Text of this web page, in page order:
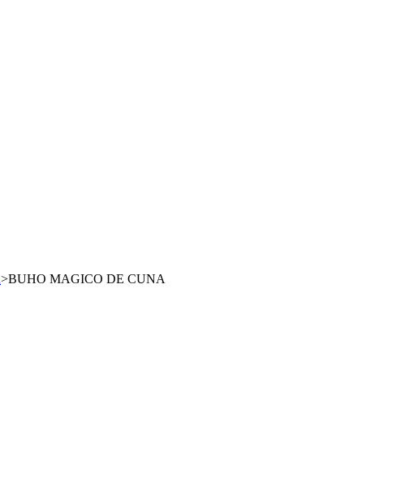
>BUHO MAGICO DE CUNA